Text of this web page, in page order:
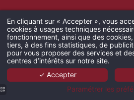
Romantique | Salle de Réunion
du Grand Théâtre Bordeaux|
Hôtel place de la Bourse | Hôtel
Hotel proche
En cliquant sur « Accepter », vous
cookies à usages techniques
fonctionnement, ainsi que des
tiers, à des fins statistiques, de
pour vous proposer des services et
centres d’intérêts sur notre site.
✓ Accepter
Paramétrer les